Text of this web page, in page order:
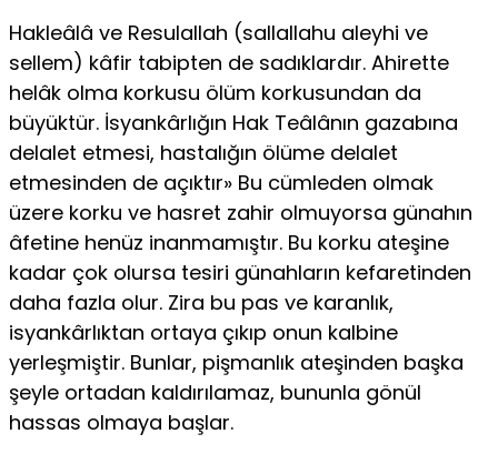
Hakleâlâ ve Resulallah (sallallahu aleyhi ve
sellem) kâfir tabipten de sadıklardır. Ahirette
helâk olma korkusu ölüm korkusundan da
büyüktür. İsyankârlığın Hak Teâlânın gaza­bına
delalet etmesi, hastalığın ölüme delalet
etmesinden de açıktır» Bu cümleden olmak
üzere korku ve hasret zahir olmuyorsa günahın
âfetine henüz inanmamıştır. Bu korku ateşine
kadar çok olursa tesiri günahların kefaretinden
daha fazla olur. Zira bu pas ve karanlık,
isyankârlıktan ortaya çıkıp onun kalbine
yerleşmiştir. Bunlar, pişmanlık ateşinden başka
şeyle ortadan kaldırılamaz, bununla gönül
hassas olmaya başlar.